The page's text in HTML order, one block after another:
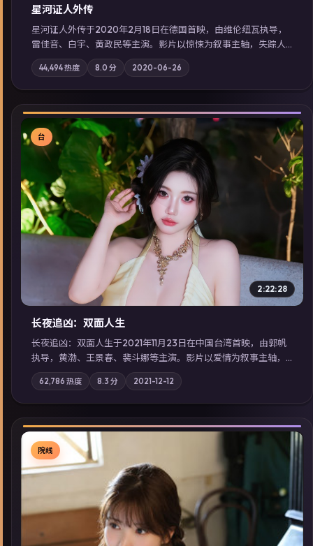
星河证人外传
星河证人外传于2020年2月18日在德国首映，由维伦纽瓦执导，
雷佳音、白宇、黄政民等主演。影片以惊悚为叙事主轴，失踪人
口档案牵出跨国灰色产业链；摄影与配乐强化地域气质；站内亦
可通过「国产免费观看高清电视剧在线看」延展检索同类型高分
佳作，畅享高清在线追剧体验。
44,494热度 8.0 分 2020-06-26
▶
台
2:22:28
长夜追凶：双面人生
长夜追凶：双面人生于2021年11月23日在中国台湾首映，由郭帆
执导，黄渤、王景春、裴斗娜等主演。影片以爱情为叙事主轴，
科技与人性的边界在实验事故后逐渐模糊；摄影与配乐强化地域
气质；站内亦可通过「国产免费观看高清电视剧在线看」延展检
索同类型高分佳作，畅享高清在线追剧体验。
62,786 热度 8.3 分 2021-12-12
院线